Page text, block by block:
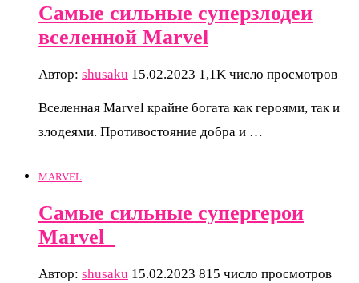
Самые сильные суперзлодеи
вселенной Marvel
Автор: shusaku 15.02.2023 1,1K число просмотров
Вселенная Marvel крайне богата как героями, так и
злодеями. Противостояние добра и …
MARVEL
Самые сильные супергерои
Marvel
Автор: shusaku 15.02.2023 815 число просмотров